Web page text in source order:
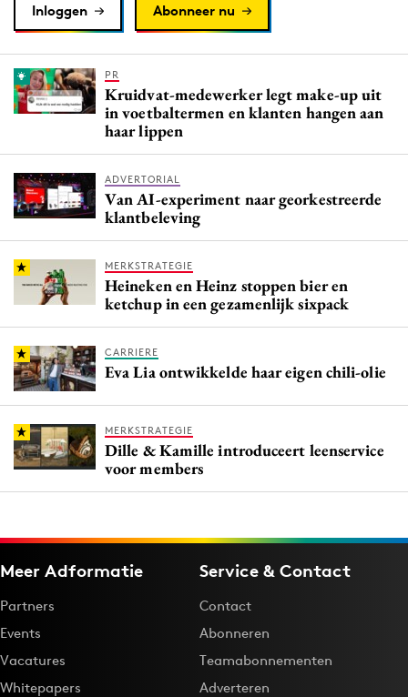
Inloggen Abonneer nu
PR
Kruidvat-medewerker legt make-up uit
in voetbaltermen en klanten hangen aan
haar lippen
ADVERTORIAL
Van AI-experiment naar georkestreerde
klantbeleving
MERKSTRATEGIE
Heineken en Heinz stoppen bier en
ketchup in een gezamenlijk sixpack
CARRIERE
Eva Lia ontwikkelde haar eigen chili-olie
MERKSTRATEGIE
Dille & Kamille introduceert leenservice
voor members
Meer Adformatie
Partners
Events
Vacatures
Whitepapers
Service & Contact
Contact
Abonneren
Teamabonnementen
Adverteren